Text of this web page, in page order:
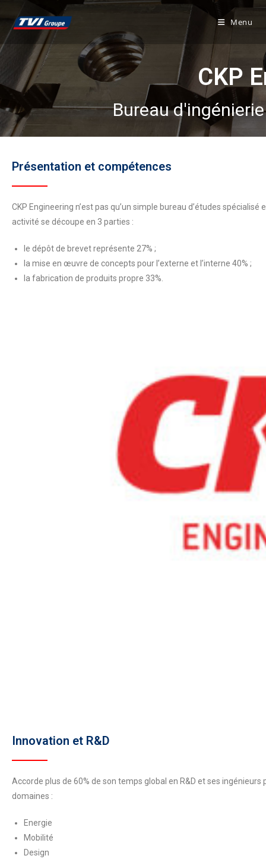
Menu
CKP
Bureau
Présentation et compétences
CKP Engineering n’est pas qu’un simple bureau d’études
activité se découpe en 3 parties :
le dépôt de brevet représente 27% ;
la mise en œuvre de concepts pour l’externe et l’interne 40% ;
la fabrication de produits propre 33%.
Innovation et R&D
Accorde plus de 60% de son temps global en R&D et ses ingénieurs
domaines :
Energie
Mobilité
Design